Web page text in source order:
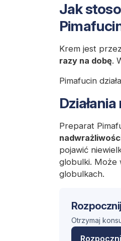
Jak
Krem jest
razy na dobę.
Pimafucin
Preparat
pojawić
globulki. Może
globulkach.
Otrzymaj